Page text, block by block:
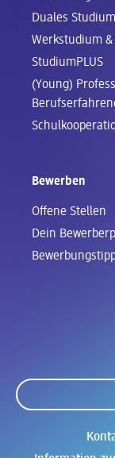
Duales Studium
Werkstudium
StudiumPLUS
(Young)
Bewerben
Offene Stellen
Dein